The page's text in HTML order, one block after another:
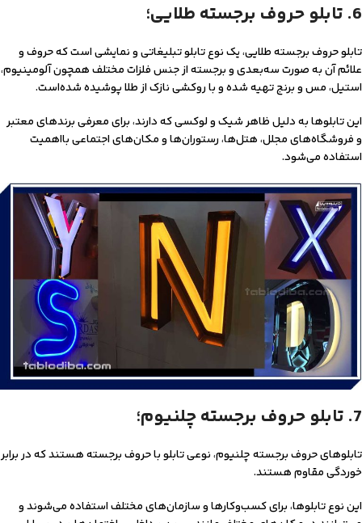
6. تابلو حروف برجسته طلایی؛
تابلو حروف برجسته طلایی، یک نوع تابلو تبلیغاتی و نمایشی است که حروف و
علائم آن به صورت سه‌بعدی و برجسته از جنس فلزات مختلف همچون آلومینیوم،
استیل، مس و برنج تهیه شده و با روکشی نازک از طلا پوشیده شده‌است.
این تابلوها به دلیل ظاهر شیک و لوکسی که دارند، برای معرفی برندهای معتبر
و فروشگاه‌های مجلل، هتل‌ها، رستوران‌ها و مکان‌های اجتماعی بااهمیت
استفاده می‌شود.
7. تابلو حروف برجسته چلنیوم؛
تابلوهای حروف برجسته چلنیوم، نوعی تابلو با حروف برجسته هستند که در برابر
خوردگی مقاوم هستند.
این نوع تابلوها، برای کسب‌وکارها و سازمان‌های مختلف استفاده می‌شوند و